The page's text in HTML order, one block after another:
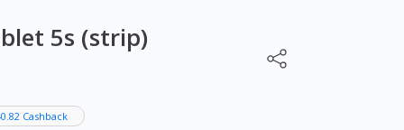
5s (strip)
Cashback